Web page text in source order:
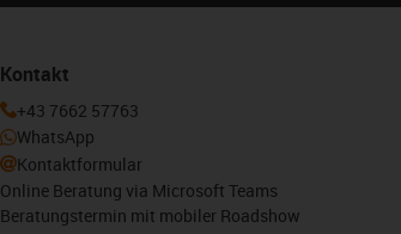
Kontakt
+43 7662 57763
WhatsApp
Kontaktformular
Online Beratung via Microsoft Teams
Beratungstermin mit mobiler Roadshow